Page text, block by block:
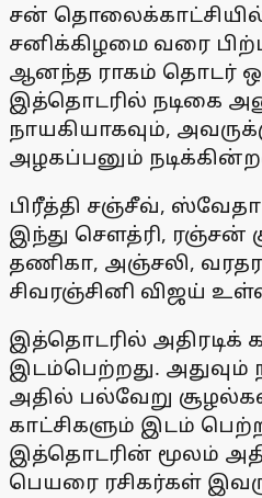
சன்
சனிக்கிழமை வரை
ஆனந்த ராகம் தொடர்
இத்தொடரில் நடிகை
நாயகியாகவும்,
அழகப்பனும்
பிரீத்தி சஞ்சீவ், ஸ்வேதா
இந்து செளத்ரி, ரஞ்சன்
தணிகா, அஞ்சலி,
சிவரஞ்சினி விஜய்
இத்தொடரில் அதிரடிக்
இடம்பெற்றது. அதுவும்
அதில் பல்வேறு
காட்சிகளும் இடம்
இத்தொடரின் மூலம்
பெயரை ரசிகர்கள்